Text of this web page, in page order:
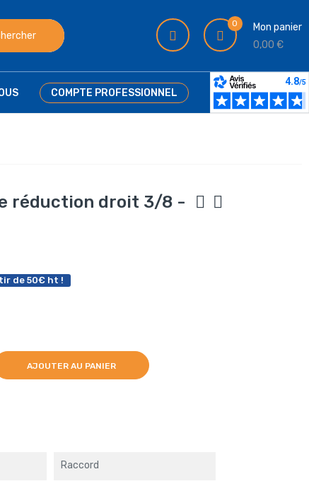
0
Mon panier
0,00 €
COMPTE PROFESSIONNEL
réduction droit 3/8 -
de 50€ ht !
AJOUTER AU PANIER
Raccord